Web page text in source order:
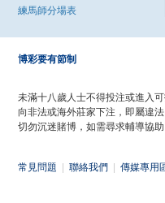
練馬師分場表
博彩要有節制
未滿十八歲人士不得投注或進入可
向非法或海外莊家下注，即屬違法
切勿沉迷賭博，如需尋求輔導協
常見問題 聯絡我們 傳媒專用